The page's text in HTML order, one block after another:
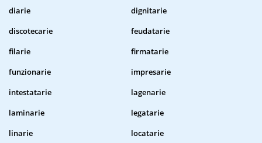
diarie
dignitarie
discotecarie
feudatarie
filarie
firmatarie
funzionarie
impresarie
intestatarie
lagenarie
laminarie
legatarie
linarie
locatarie